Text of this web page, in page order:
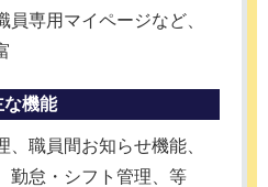
員専用マイページなど、
な機能
職員間お知らせ機能、
勤怠・シフト管理、等